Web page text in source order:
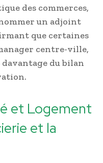
des commerces,
un adjoint
que certaines
centre-ville,
du bilan
et Logement
et la